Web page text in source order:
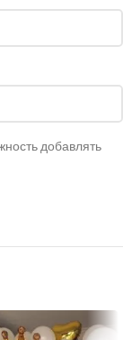
добавлять